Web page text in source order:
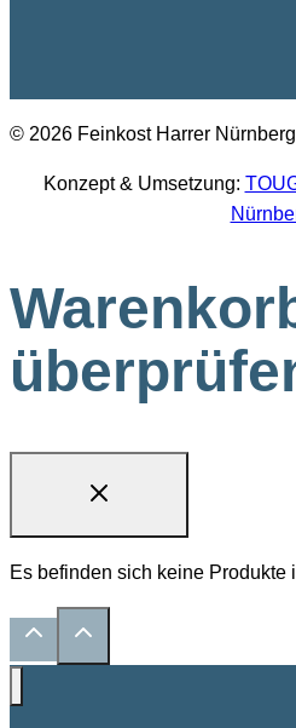
© 2026 Feinkost Harrer Nürnberg
Konzept & Umsetzung:
Es befinden sich keine Produkte